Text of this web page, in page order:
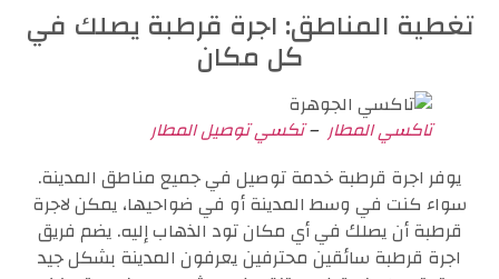
تغطية المناطق: اجرة قرطبة يصلك في
كل مكان
تاكسي المطار–تكسي توصيل المطار
يوفر اجرة قرطبة خدمة توصيل في جميع مناطق المدينة.
سواء كنت في وسط المدينة أو في ضواحيها، يمكن لاجرة
قرطبة أن يصلك في أي مكان تود الذهاب إليه. يضم فريق
اجرة قرطبة سائقين محترفين يعرفون المدينة بشكل جيد